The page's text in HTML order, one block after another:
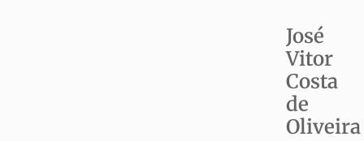
José
Vitor
Costa
de
Oliveira